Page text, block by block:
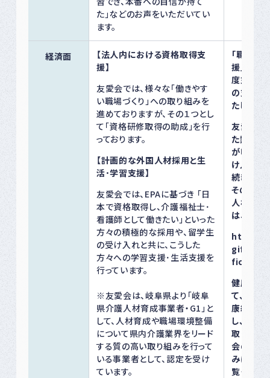
た」などのお声をいただいてい
ます。
経済面
【法人内における資格取得支
援】
友愛会では、様々な「働きやす
い職場づくり」への取り組みを
進めておりますが、その１つとし
て「資格研修取得の助成」を行
っております。
【計画的な外国人材採用と生
活･学習支援】
友愛会では、EPAに基づき 「日
本で資格取得し、介護福祉士･
看護師として働きたい」といった
方々の積極的な採用や、留学生
の受け入れと共に、こうした
方々への学習支援･生活支援を
行っています。
※友愛会は、岐阜県より「岐阜
県介護人材育成事業者・G1」と
して、人材育成や職場環境整備
について県内介護業界をリード
する質の高い取り組みを行って
いる事業者として、認定を受け
ています。
「職員へ
援」推進
度末まで
の支援を
たしまし
友愛会を
た熱意あ
が叶えら
け入れ･
続き実践
そのほか
人材育成
は、以下
https://
健康経営
て、他職
康経営チ
し、様々
取り組ん
会の健康
みについ
覧くださ